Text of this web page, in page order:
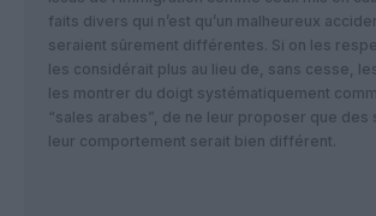
faits divers qui n’est qu’un malheureux
seraient sûrement différentes. Si on les
les considérait plus au lieu de, sans cesse,
les montrer du doigt systématiquement
“sales arabes”, de ne leur proposer que des
leur comportement serait bien différent.